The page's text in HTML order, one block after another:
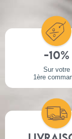
-10%
Sur votre
1ère